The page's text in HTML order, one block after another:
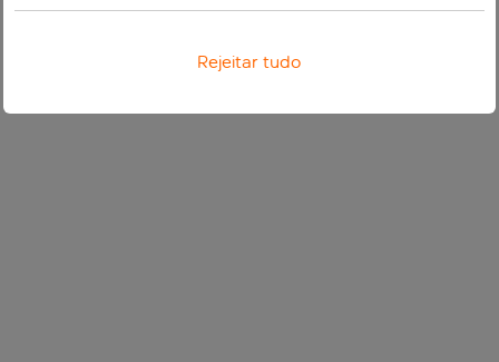
Rejeitar tudo